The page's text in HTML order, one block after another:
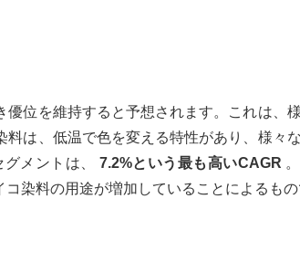
位を維持すると予想されます。これは、
は、低温で色を変える特性があり、様々
メントは、 7.2%という最も高いCAGR
染料の用途が増加していることによるも